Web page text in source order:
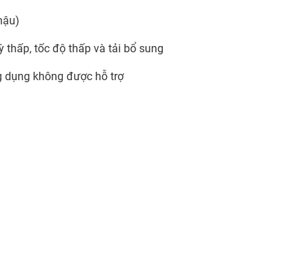
thấp, tốc độ thấp và tải bổ sung
dụng không được hỗ trợ